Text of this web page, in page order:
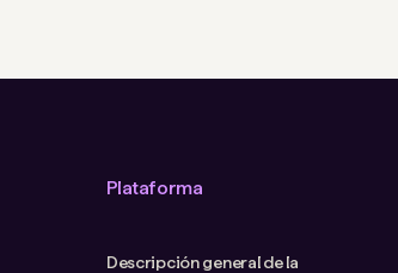
Plataforma
Descripción general de la